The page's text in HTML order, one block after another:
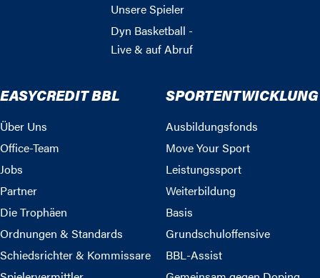
Unsere Spieler
Dyn Basketball -
Live & auf Abruf
EASYCREDIT BBL
Über Uns
Office-Team
Jobs
Partner
Die Trophäen
Ordnungen & Standards
Schiedsrichter & Kommissare
SPORTENTWICKLUNG
Ausbildungsfonds
Move Your Sport
Leistungssport
Weiterbildung
Basis
Grundschuloffensive
BBL-Assist